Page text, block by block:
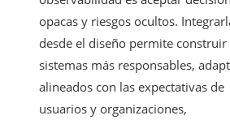
opacas y riesgos ocultos.
desde el diseño permite construir
sistemas más responsables,
alineados con las expectativas de
usuarios y organizaciones,